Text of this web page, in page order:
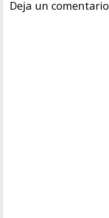
Deja un comentario